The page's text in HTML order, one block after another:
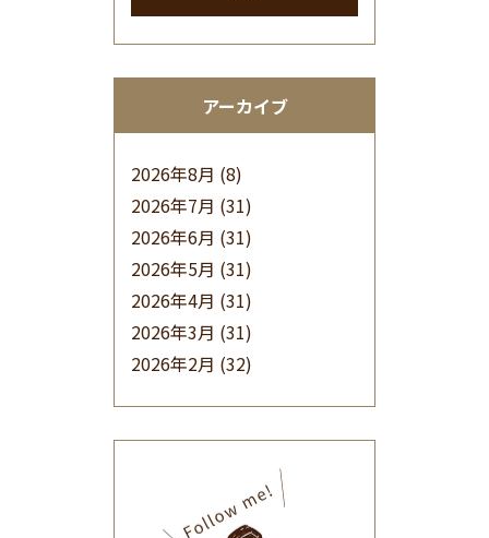
アーカイブ
2026年8月 (8)
2026年7月 (31)
2026年6月 (31)
2026年5月 (31)
2026年4月 (31)
2026年3月 (31)
2026年2月 (32)
(32)
2025年9月(30)